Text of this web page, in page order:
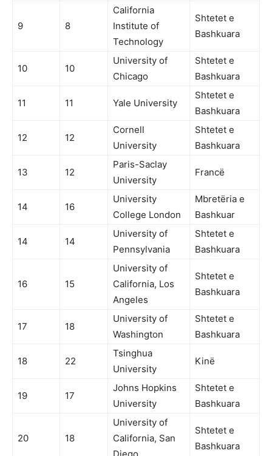
9 8
California
Institute of
Technology
Shtetet e
Bashkuara
10 10
University of
Chicago
Shtetet e
Bashkuara
11 11 Yale University
Shtetet e
Bashkuara
12 12
Cornell
University
Shtetet e
Bashkuara
13 12
Paris-Saclay
University
Francë
14 16
University
College London
Mbretëria e
Bashkuar
14 14
University of
Pennsylvania
Shtetet e
Bashkuara
16 15
University of
California, Los
Angeles
Shtetet e
Bashkuara
17 18
University of
Washington
Shtetet e
Bashkuara
18 22
Tsinghua
University
Kinë
19 17
Johns Hopkins
University
Shtetet e
Bashkuara
20 18
University of
California, San
Diego
Shtetet e
Bashkuara